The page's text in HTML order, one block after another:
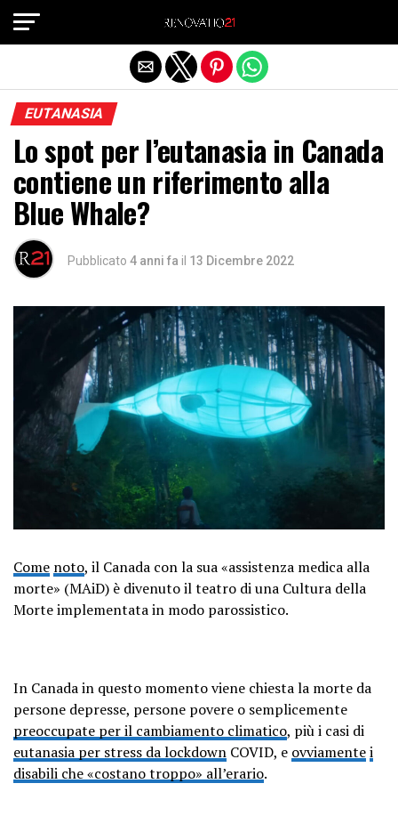
EUTANASIA
Lo spot per l’eutanasia in Canada
contiene un riferimento alla
Blue Whale?
Pubblicato 4 anni fa il 13 Dicembre 2022
Come noto, il Canada con la sua «assistenza medica alla
morte» (MAiD) è divenuto il teatro di una Cultura della
Morte implementata in modo parossistico.
In Canada in questo momento viene chiesta la morte da
persone depresse, persone povere o semplicemente
preoccupate per il cambiamento climatico, più i casi di
eutanasia per stress da lockdown COVID, e ovviamentei
disabili che «costano troppo» all’erario.
Exit mobile version